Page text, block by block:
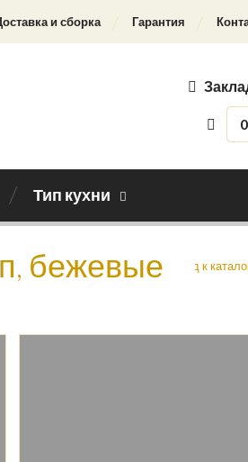
и сборка Гарантия
0
Тип кухни
бежевые Назад к